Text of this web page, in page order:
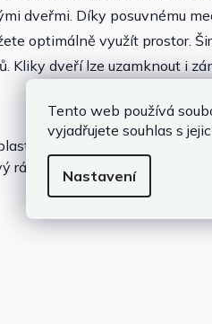
Tento web používá
vyjadřujete souhlas s
Nastavení
dveřmi. Díky posuvnému
optimálně využít prostor.
Kliky dveří lze uzamknout i
rám